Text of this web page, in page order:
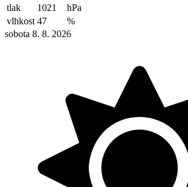
tlak
1021
hPa
vlhkost 47
%
sobota 8. 8. 2026